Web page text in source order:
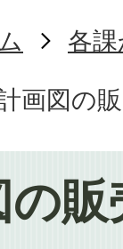
各
画図の
販